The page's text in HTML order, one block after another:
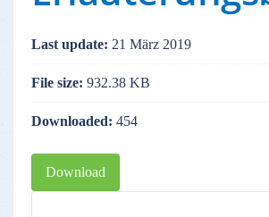
Last update: 21 März 2019
File size: 932.38 KB
Downloaded: 454
Download